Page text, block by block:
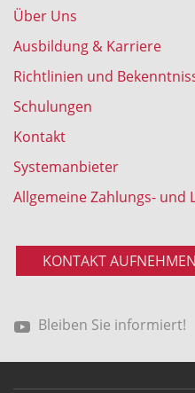
Über Uns
Ausbildung & Karriere
Richtlinien und
Schulungen
Kontakt
Systemanbieter
Allgemeine Zahlungs- und
KONTAKT AUFNEHMEN
Bleiben Sie informiert!